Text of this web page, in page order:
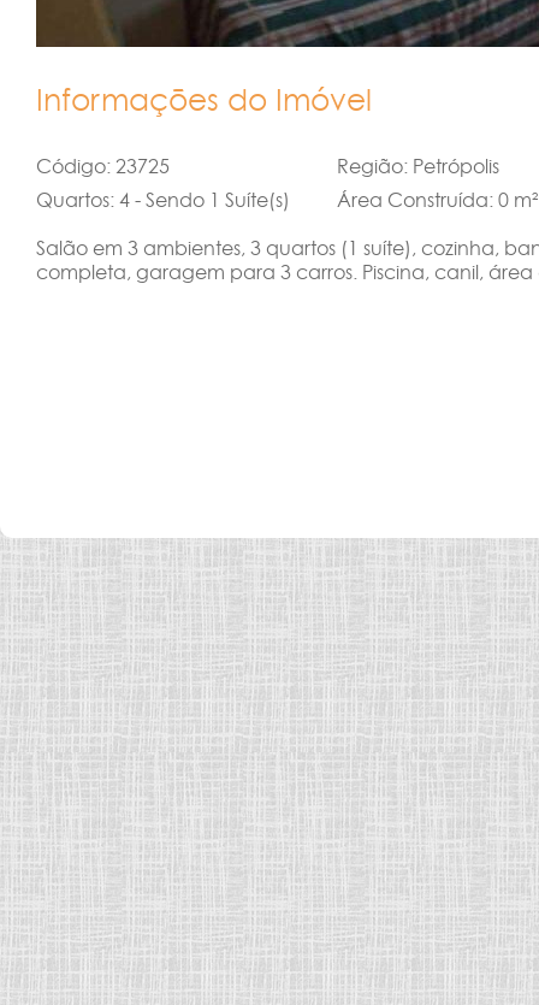
Informações do Imóvel
Código: 23725
Região: Petrópolis
Quartos: 4 - Sendo 1 Suíte(s)
Área Construída: 0 m²
Salão em 3 ambientes, 3 quartos (1 suíte), cozinha,
completa, garagem para 3 carros. Piscina, canil, área